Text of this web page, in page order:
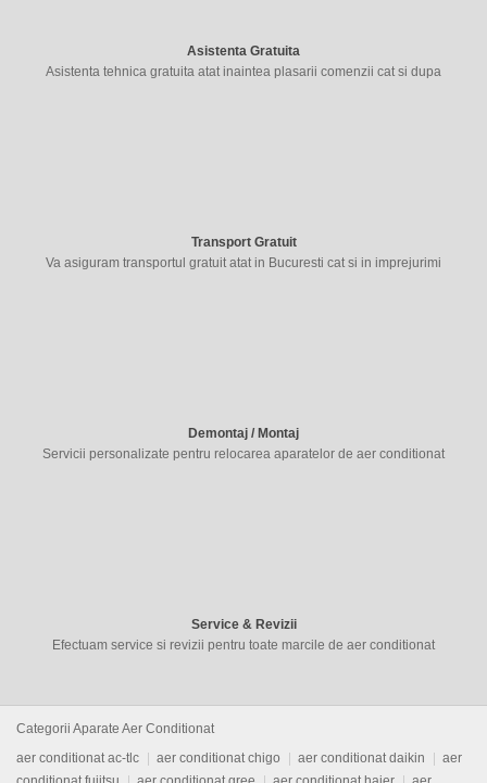
Asistenta Gratuita
Asistenta tehnica gratuita atat inaintea plasarii comenzii cat si dupa
Transport Gratuit
Va asiguram transportul gratuit atat in Bucuresti cat si in imprejurimi
Demontaj / Montaj
Servicii personalizate pentru relocarea aparatelor de aer conditionat
Service & Revizii
Efectuam service si revizii pentru toate marcile de aer conditionat
Categorii Aparate Aer Conditionat
aer conditionat ac-tlc
aer conditionat chigo aer conditionat daikin
aer